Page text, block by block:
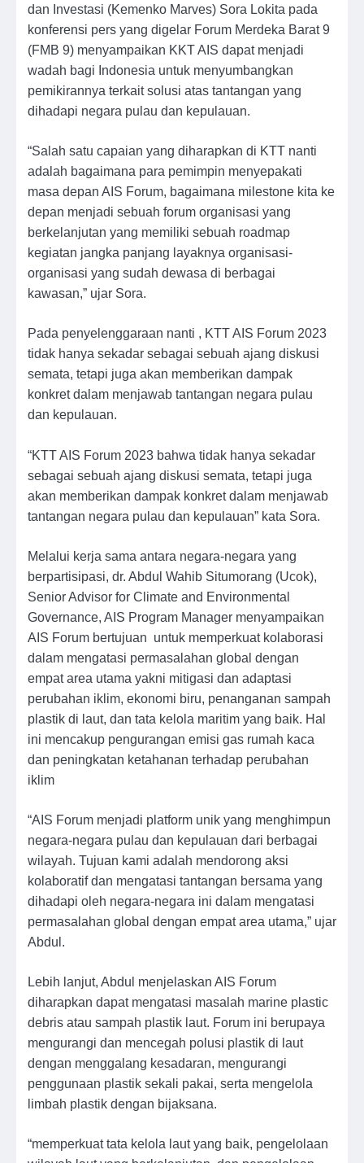
dan Investasi (Kemenko Marves) Sora Lokita pada
konferensi pers yang digelar Forum Merdeka Barat 9
(FMB 9) menyampaikan KKT AIS dapat menjadi
wadah bagi Indonesia untuk menyumbangkan
pemikirannya terkait solusi atas tantangan yang
dihadapi negara pulau dan kepulauan.
“Salah satu capaian yang diharapkan di KTT nanti
adalah bagaimana para pemimpin menyepakati
masa depan AIS Forum, bagaimana milestone kita ke
depan menjadi sebuah forum organisasi yang
berkelanjutan yang memiliki sebuah roadmap
kegiatan jangka panjang layaknya organisasi-
organisasi yang sudah dewasa di berbagai
kawasan,” ujar Sora.
Pada penyelenggaraan nanti , KTT AIS Forum 2023
tidak hanya sekadar sebagai sebuah ajang diskusi
semata, tetapi juga akan memberikan dampak
konkret dalam menjawab tantangan negara pulau
dan kepulauan.
“KTT AIS Forum 2023 bahwa tidak hanya sekadar
sebagai sebuah ajang diskusi semata, tetapi juga
akan memberikan dampak konkret dalam menjawab
tantangan negara pulau dan kepulauan” kata Sora.
Melalui kerja sama antara negara-negara yang
berpartisipasi, dr. Abdul Wahib Situmorang (Ucok),
Senior Advisor for Climate and Environmental
Governance, AIS Program Manager menyampaikan
AIS Forum bertujuan untuk memperkuat kolaborasi
dalam mengatasi permasalahan global dengan
empat area utama yakni mitigasi dan adaptasi
perubahan iklim, ekonomi biru, penanganan sampah
plastik di laut, dan tata kelola maritim yang baik. Hal
ini mencakup pengurangan emisi gas rumah kaca
dan peningkatan ketahanan terhadap perubahan
iklim
“AIS Forum menjadi platform unik yang menghimpun
negara-negara pulau dan kepulauan dari berbagai
wilayah. Tujuan kami adalah mendorong aksi
kolaboratif dan mengatasi tantangan bersama yang
dihadapi oleh negara-negara ini dalam mengatasi
permasalahan global dengan empat area utama,” ujar
Abdul.
Lebih lanjut, Abdul menjelaskan AIS Forum
diharapkan dapat mengatasi masalah marine plastic
debris atau sampah plastik laut. Forum ini berupaya
mengurangi dan mencegah polusi plastik di laut
dengan menggalang kesadaran, mengurangi
penggunaan plastik sekali pakai, serta mengelola
limbah plastik dengan bijaksana.
“memperkuat tata kelola laut yang baik, pengelolaan